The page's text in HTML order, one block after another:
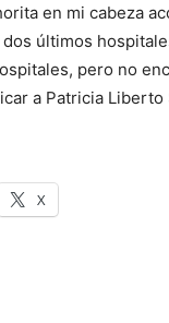
en mi cabeza
últimos
pero no
a Patricia
X